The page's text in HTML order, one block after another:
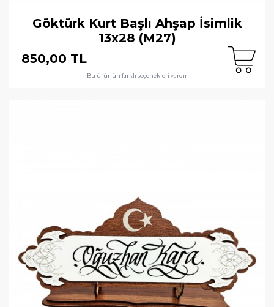
Göktürk Kurt Başlı Ahşap İsimlik
13x28 (M27)
850,00 TL
Bu ürünün farklı seçenekleri vardır